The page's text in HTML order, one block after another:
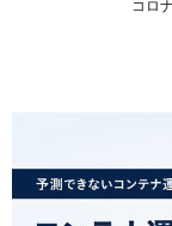
コロ